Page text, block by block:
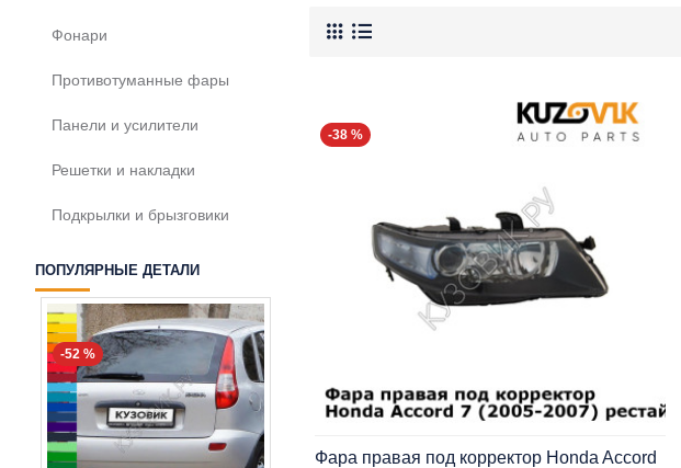
Фонари
Противотуманные фары
Панели и усилители
Решетки и накладки
Подкрылки и брызговики
ПОПУЛЯРНЫЕ ДЕТАЛИ
-52 %
-38 %
Фара правая под корректор Honda Accord